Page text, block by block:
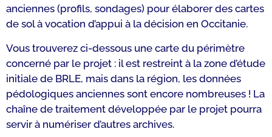
anciennes (profils, sondages) pour élaborer des cartes
de sol à vocation d’appui à la décision en Occitanie.
Vous trouverez ci-dessous une carte du périmètre
concerné par le projet : il est restreint à la zone d’étude
initiale de BRLE, mais dans la région, les données
pédologiques anciennes sont encore nombreuses ! La
chaîne de traitement développée par le projet pourra
servir à numériser d’autres archives.